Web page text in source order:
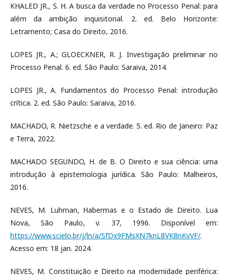
KHALED JR., S. H. A busca da verdade no Processo Penal: para
além da ambição inquisitorial. 2. ed. Belo Horizonte:
Letramento; Casa do Direito, 2016.
LOPES JR., A.; GLOECKNER, R. J. Investigação preliminar no
Processo Penal. 6. ed. São Paulo: Saraiva, 2014.
LOPES JR., A. Fundamentos do Processo Penal: introdução
crítica. 2. ed. São Paulo: Saraiva, 2016.
MACHADO, R. Nietzsche e a verdade. 5. ed. Rio de Janeiro: Paz
e Terra, 2022.
MACHADO SEGUNDO, H. de B. O Direito e sua ciência: uma
introdução à epistemologia jurídica. São Paulo: Malheiros,
2016.
NEVES, M. Luhman, Habermas e o Estado de Direito. Lua
Nova, São Paulo, v. 37, 1996. Disponível em:
https://www.scielo.br/j/ln/a/SfDx9FMsXN7knL8VK8nKvVF/.
Acesso em: 18 jan. 2024.
NEVES, M. Constituição e Direito na modernidade periférica: